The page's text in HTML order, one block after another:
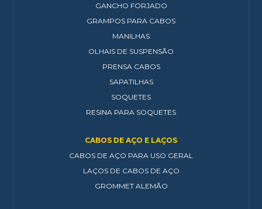
GANCHO FORJADO
GRAMPOS PARA CABOS
MANILHAS
OLHAIS DE SUSPENSÃO
PRENSA CABOS
SAPATILHAS
SOQUETES
RESINA PARA SOQUETES
CABOS DE AÇO E LAÇOS
CABOS DE AÇO PARA USO GERAL
LAÇOS DE CABOS DE AÇO
GROMMET ALEMÃO